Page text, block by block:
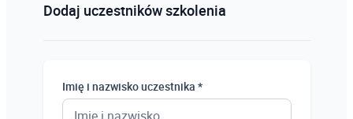
Dodaj uczestników szkolenia
Imię i nazwisko uczestnika *
Uczeń